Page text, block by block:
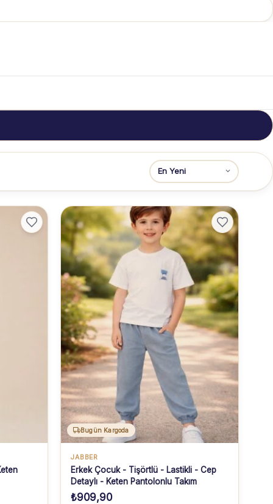
Bugün Kargoda
JABBER
Erkek Çocuk - Tişörtlü - Lastikli - Cep
Detaylı - Keten Pantolonlu Takım
₺909,90